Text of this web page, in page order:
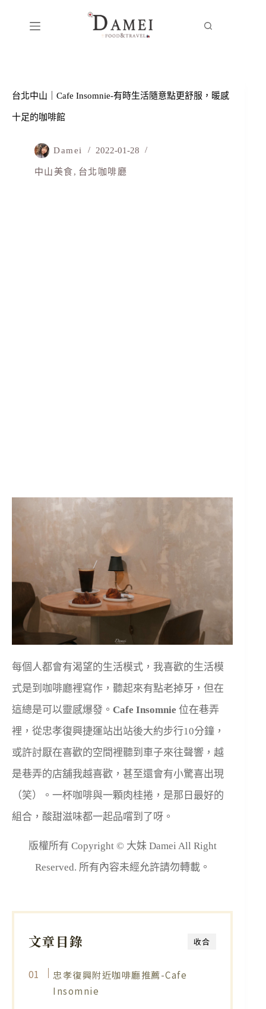
台北中山｜Cafe Insomnie-有時生活隨意點更舒服，暖感
十足的咖啡館
Damei 2022-01-28
中山美食, 台北咖啡廳
每個人都會有渴望的生活模式，我喜歡的生活模
式是到咖啡廳裡寫作，聽起來有點老掉牙，但在
這總是可以靈感爆發。 Cafe Insomnie 位在巷弄
裡，從忠孝復興捷運站出站後大約步行10分鐘，
或許討厭在喜歡的空間裡聽到車子來往聲響，越
是巷弄的店舖我越喜歡，甚至還會有小驚喜出現
（笑）。一杯咖啡與一顆肉桂捲，是那日最好的
組合，酸甜滋味都一起品嚐到了呀。
版權所有 Copyright © 大妹 Damei All Right
Reserved. 所有內容未經允許請勿轉載。
收合
文章目錄
忠孝復興附近咖啡廳推薦-Cafe
Insomnie